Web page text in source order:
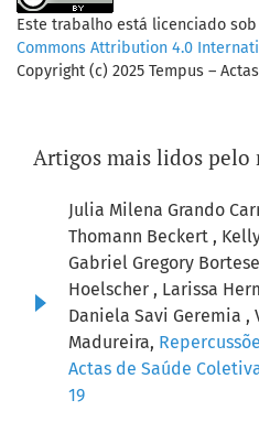
Este trabalho está licenciado
Commons Attribution 4.0
Copyright (c) 2025 Tempus –
Artigos mais lidos pelo
Julia Milena Grando
Thomann Beckert ,
Gabriel Gregory
Hoelscher , Larissa
Daniela Savi Geremia ,
Madureira,
Actas de Saúde
19